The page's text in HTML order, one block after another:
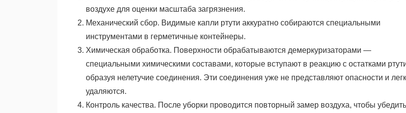
воздухе для оценки масштаба загрязнения.
Механический сбор. Видимые капли ртути аккуратно собираются специальными
инструментами в герметичные контейнеры.
Химическая обработка. Поверхности обрабатываются демеркуризаторами —
специальными химическими составами, которые вступают в реакцию с остатками
образуя нелетучие соединения. Эти соединения уже не представляют опасности и
удаляются.
Контроль качества. После уборки проводится повторный замер воздуха, чтобы